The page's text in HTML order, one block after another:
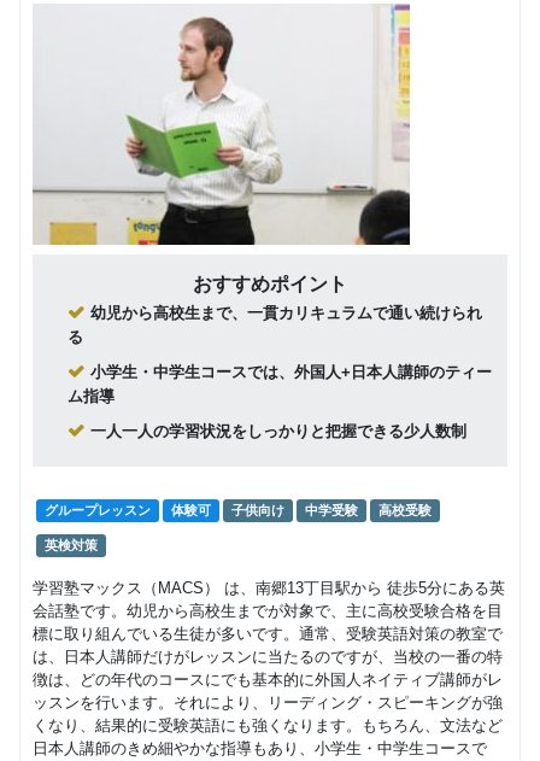
18,700円(税込) / 月
回数：8 / 1セッション50分
児）
グループレッスン
19,800円(税込) / 月
回数：8 / 1セッション50分
Pコース/
グループレッスン
9,900
円(税込) / 月
回数：4 / 1セッション60分
Pコース/
レギュラ
ー （小学
18,700 円(税込) / 月
レス（小
学生）
19,800 円(税込) / 月
回数：8 / 1セッション60分
おすすめポイント
幼児から高校生まで、一貫カリキュラムで通い続けられ
る
小学生・中学生コースでは、外国人+日本人講師のティー
ム指導
一人一人の学習状況をしっかりと把握できる少人数制
グループレッスン 体験可 子供向け 中学受験 高校受験
英検対策
学習塾マックス（MACS） は、南郷13丁目駅から 徒歩5分にある英
会話塾です。幼児から高校生までが対象で、主に高校受験合格を目
標に取り組んでいる生徒が多いです。通常、受験英語対策の教室で
は、日本人講師だけがレッスンに当たるのですが、当校の一番の特
徴は、どの年代のコースにでも基本的に外国人ネイティブ講師がレ
ッスンを行います。それにより、リーディング・スピーキングが強
くなり、結果的に受験英語にも強くなります。もちろん、文法など
日本人講師のきめ細やかな指導もあり、小学生・中学生コースで